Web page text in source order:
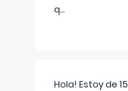
q...
Hola! Estoy de 15